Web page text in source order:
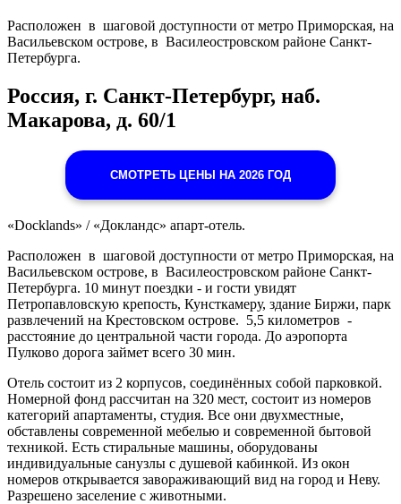
Расположен в шаговой доступности от метро Приморская, на
Васильевском острове, в Василеостровском районе Санкт-
Петербурга.
Россия, г. Санкт-Петербург, наб.
Макарова, д. 60/1
СМОТРЕТЬ ЦЕНЫ НА 2026 ГОД
«Docklands» / «Докландс» апарт-отель.
Расположен в шаговой доступности от метро Приморская, на
Васильевском острове, в Василеостровском районе Санкт-
Петербурга. 10 минут поездки - и гости увидят
Петропавловскую крепость, Кунсткамеру, здание Биржи, парк
развлечений на Крестовском острове. 5,5 километров -
расстояние до центральной части города. До аэропорта
Пулково дорога займет всего 30 мин.
Отель состоит из 2 корпусов, соединённых собой парковкой.
Номерной фонд рассчитан на 320 мест, состоит из номеров
категорий апартаменты, студия. Все они двухместные,
обставлены современной мебелью и современной бытовой
техникой. Есть стиральные машины, оборудованы
индивидуальные санузлы с душевой кабинкой. Из окон
номеров открывается завораживающий вид на город и Неву.
Разрешено заселение с животными.